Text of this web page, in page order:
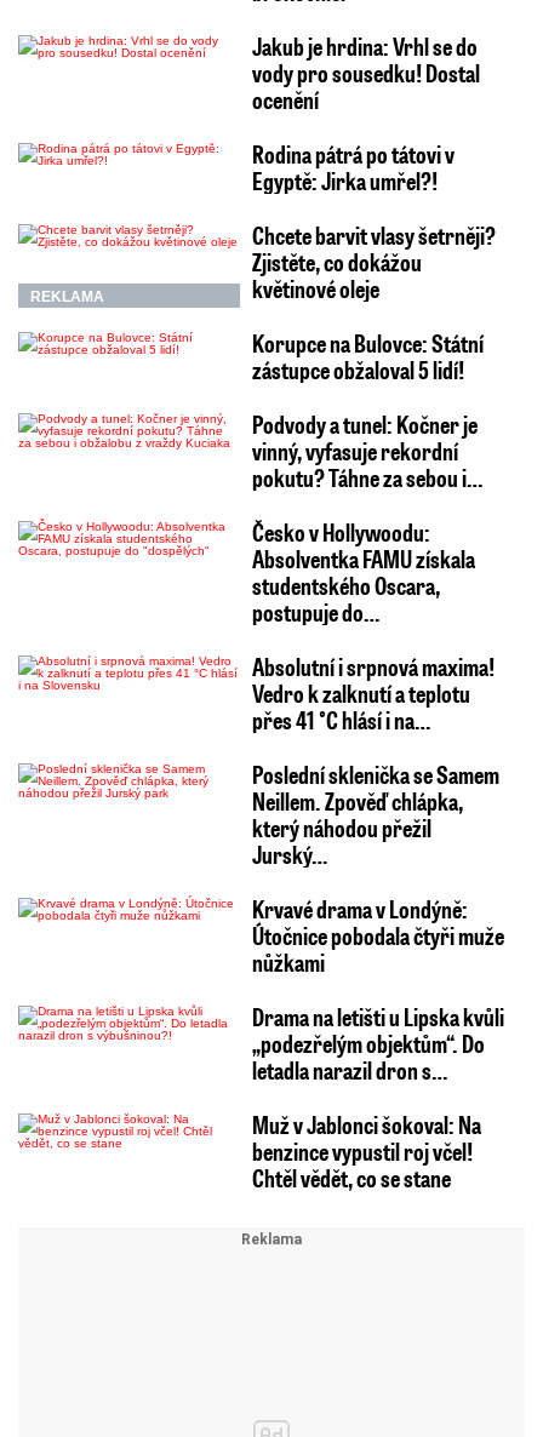
Jakub je hrdina: Vrhl se do
vody pro sousedku! Dostal
ocenění
Rodina pátrá po tátovi v
Egyptě: Jirka umřel?!
REKLAMA
Chcete barvit vlasy šetrněji?
Zjistěte, co dokážou
květinové oleje
Korupce na Bulovce: Státní
zástupce obžaloval 5 lidí!
Podvody a tunel: Kočner je
vinný, vyfasuje rekordní
pokutu? Táhne za sebou i…
Česko v Hollywoodu:
Absolventka FAMU získala
studentského Oscara,
postupuje do…
Absolutní i srpnová maxima!
Vedro k zalknutí a teplotu
přes 41 °C hlásí i na…
Poslední sklenička se Samem
Neillem. Zpověď chlápka,
který náhodou přežil
Jurský…
Krvavé drama v Londýně:
Útočnice pobodala čtyři muže
nůžkami
Drama na letišti u Lipska kvůli
„podezřelým objektům“. Do
letadla narazil dron s…
Muž v Jablonci šokoval: Na
benzince vypustil roj včel!
Chtěl vědět, co se stane